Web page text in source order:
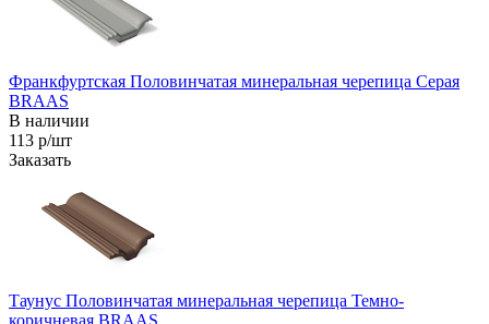
Франкфуртская Половинчатая минеральная черепица Серая
BRAAS
В наличии
113 р/шт
Заказать
Таунус Половинчатая минеральная черепица Темно-
коричневая BRAAS